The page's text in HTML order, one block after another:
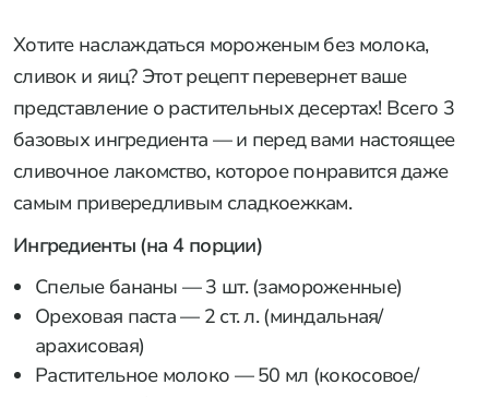
Хотите наслаждаться мороженым без молока,
сливок и яиц? Этот рецепт перевернет ваше
представление о растительных десертах! Всего 3
базовых ингредиента — и перед вами настоящее
сливочное лакомство, которое понравится даже
самым привередливым сладкоежкам.
Ингредиенты (на 4 порции)
Спелые бананы — 3 шт. (замороженные)
Ореховая паста — 2 ст. л. (миндальная/
арахисовая)
Растительное молоко — 50 мл (кокосовое/